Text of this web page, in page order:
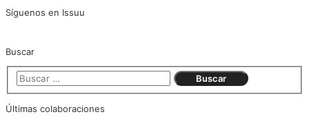
Síguenos en Issuu
Buscar
Últimas colaboraciones